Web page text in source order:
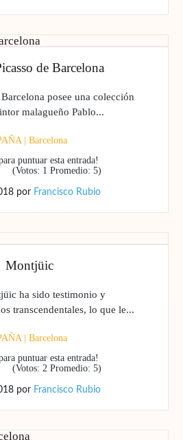
de Barcelona
posee una colección
malagueño Pablo...
| Barcelona
puntuar esta entrada!
(Votos: 1 Promedio: 5)
por Francisco Rubio
Montjüic
ha sido testimonio y
transcendentales, lo que le...
| Barcelona
puntuar esta entrada!
(Votos: 2 Promedio: 5)
por Francisco Rubio